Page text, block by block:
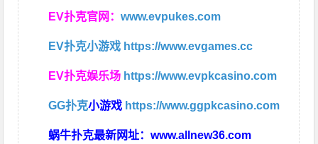
EV扑克官网：www.evpukes.com
EV扑克小游戏 https://www.evgames.cc
EV扑克娱乐场 https://www.evpkcasino.com
GG扑克小游戏 https://www.ggpkcasino.com
蜗牛扑克最新网址：www.allnew36.com